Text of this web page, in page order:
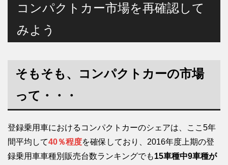
コンパクトカー市場を再確認して
みよう
そもそも、コンパクトカーの市場
って・・・
登録乗用車におけるコンパクトカーのシェアは、ここ5年
間平均して40％程度を確保しており、2016年度上期の登
録乗用車車種別販売台数ランキングでも15車種中9車種が